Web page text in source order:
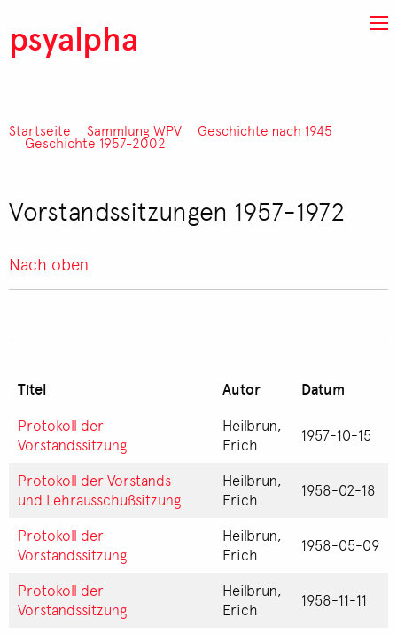
psyalpha
Pfadnavigation
Startseite Sammlung WPV Geschichte nach 1945
Geschichte 1957-2002
Vorstandssitzungen 1957-1972
Nach oben
Titel Autor Datum
Protokoll der
Vorstandssitzung
Heilbrun,
Erich
1957-10-15
Protokoll der Vorstands-
und Lehrausschußsitzung
Heilbrun,
Erich
1958-02-18
Protokoll der
Vorstandssitzung
Heilbrun,
Erich
1958-05-09
Protokoll der
Vorstandssitzung
Heilbrun,
Erich
1958-11-11